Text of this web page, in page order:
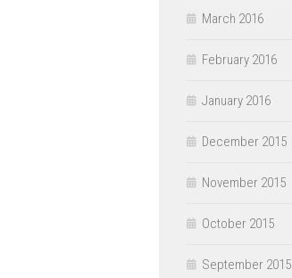
March 2016
February 2016
January 2016
December 2015
November 2015
October 2015
September 2015